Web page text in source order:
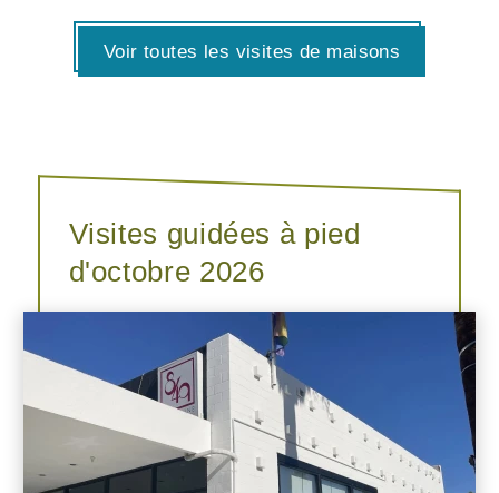
Voir toutes les visites de maisons
Visites guidées à pied
d'octobre 2026